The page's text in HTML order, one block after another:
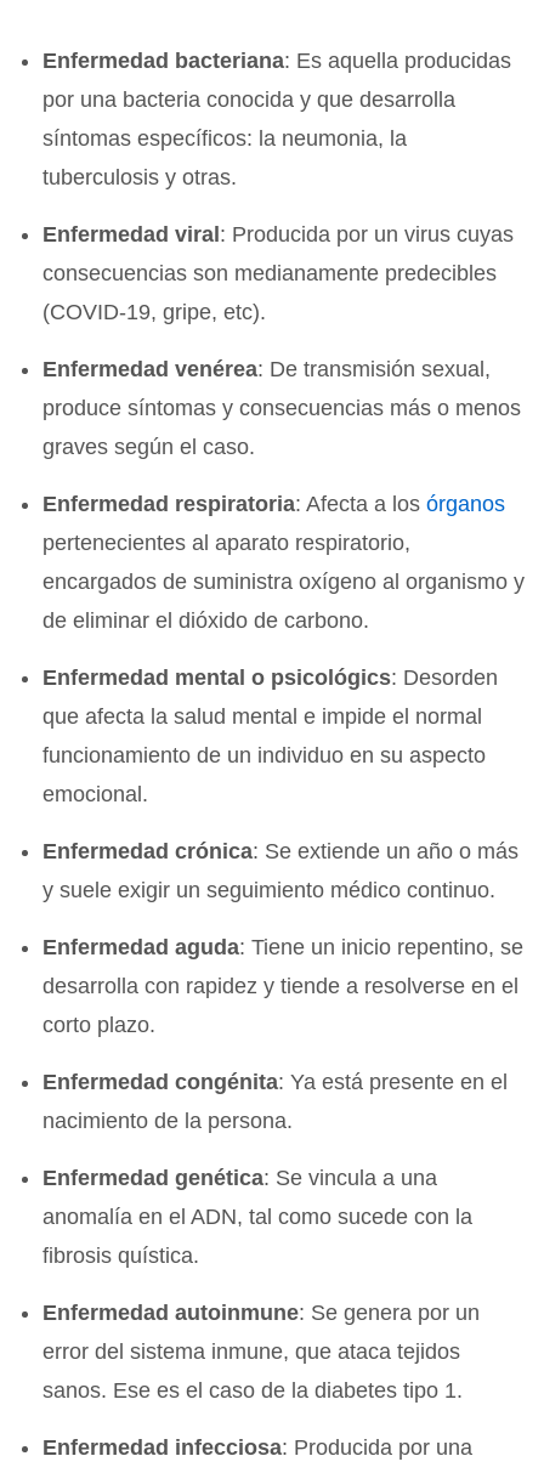
Enfermedad bacteriana: Es aquella producidas
por una bacteria conocida y que desarrolla
síntomas específicos: la neumonia, la
tuberculosis y otras.
Enfermedad viral : Producida por un virus cuyas
consecuencias son medianamente predecibles
(COVID-19, gripe, etc).
Enfermedad venérea: De transmisión sexual,
produce síntomas y consecuencias más o menos
graves según el caso.
Enfermedad respiratoria: Afecta a losórganos
pertenecientes al aparato respiratorio,
encargados de suministra oxígeno al organismo y
de eliminar el dióxido de carbono.
Enfermedad mental o psicológics: Desorden
que afecta la salud mental e impide el normal
funcionamiento de un individuo en su aspecto
emocional.
Enfermedad crónica: Se extiende un año o más
y suele exigir un seguimiento médico continuo.
Enfermedad aguda: Tiene un inicio repentino, se
desarrolla con rapidez y tiende a resolverse en el
corto plazo.
Enfermedad congénita: Ya está presente en el
nacimiento de la persona.
Enfermedad genética: Se vincula a una
anomalía en el ADN, tal como sucede con la
fibrosis quística.
Enfermedad autoinmune: Se genera por un
error del sistema inmune, que ataca tejidos
sanos. Ese es el caso de la diabetes tipo 1.
Enfermedad infecciosa: Producida por una